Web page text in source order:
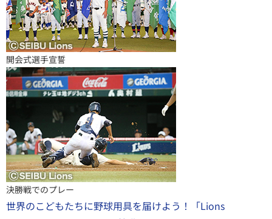
開会式選手宣誓
決勝戦でのプレー
世界のこどもたちに野球用具を届けよう！「Lions